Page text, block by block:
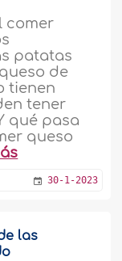
comer
patatas
de
tienen
tener
qué pasa
queso
30-1-2023
las